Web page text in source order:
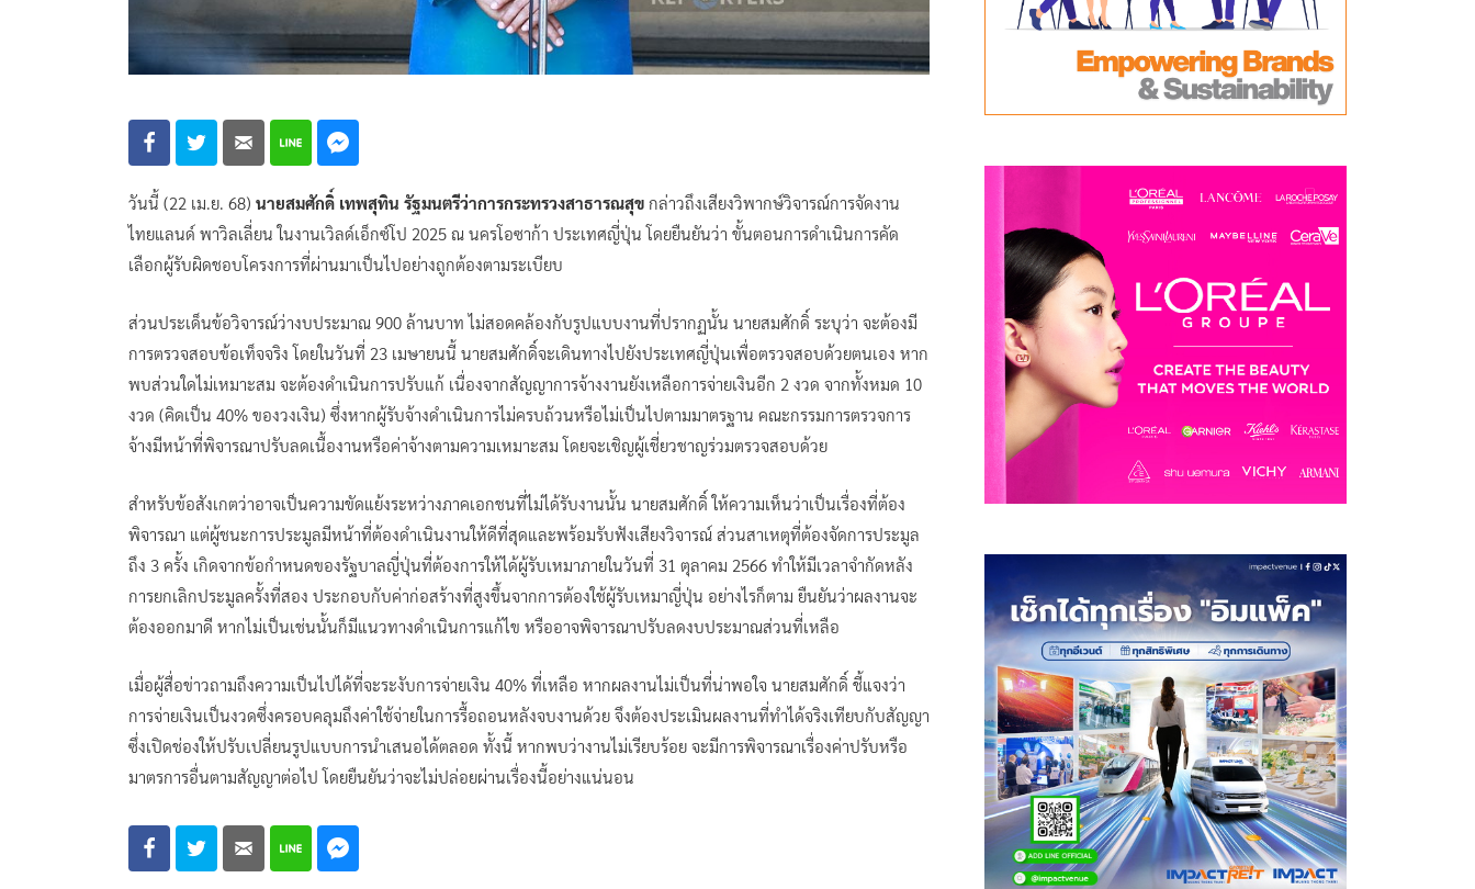
วันนี้ (22 เม.ย. 68) นายสมศักดิ์ เทพสุทิน รัฐมนตรีว่าการกระทรวงสาธารณสุข กล่าวถึงเสียงวิพากษ์วิจารณ์การจัดงาน
ไทยแลนด์ พาวิลเลี่ยน ในงานเวิลด์เอ็กซ์โป 2025 ณ นครโอซาก้า ประเทศญี่ปุ่น โดยยืนยันว่า ขั้นตอนการดำเนินการคัด
เลือกผู้รับผิดชอบโครงการที่ผ่านมาเป็นไปอย่างถูกต้องตามระเบียบ
ส่วนประเด็นข้อวิจารณ์ว่างบประมาณ 900 ล้านบาท ไม่สอดคล้องกับรูปแบบงานที่ปรากฏนั้น นายสมศักดิ์ ระบุว่า จะต้องมี
การตรวจสอบข้อเท็จจริง โดยในวันที่ 23 เมษายนนี้ นายสมศักดิ์จะเดินทางไปยังประเทศญี่ปุ่นเพื่อตรวจสอบด้วยตนเอง หาก
พบส่วนใดไม่เหมาะสม จะต้องดำเนินการปรับแก้ เนื่องจากสัญญาการจ้างงานยังเหลือการจ่ายเงินอีก 2 งวด จากทั้งหมด 10
งวด (คิดเป็น 40% ของวงเงิน) ซึ่งหากผู้รับจ้างดำเนินการไม่ครบถ้วนหรือไม่เป็นไปตามมาตรฐาน คณะกรรมการตรวจการ
จ้างมีหน้าที่พิจารณาปรับลดเนื้องานหรือค่าจ้างตามความเหมาะสม โดยจะเชิญผู้เชี่ยวชาญร่วมตรวจสอบด้วย
สำหรับข้อสังเกตว่าอาจเป็นความขัดแย้งระหว่างภาคเอกชนที่ไม่ได้รับงานนั้น นายสมศักดิ์ ให้ความเห็นว่าเป็นเรื่องที่ต้อง
พิจารณา แต่ผู้ชนะการประมูลมีหน้าที่ต้องดำเนินงานให้ดีที่สุดและพร้อมรับฟังเสียงวิจารณ์ ส่วนสาเหตุที่ต้องจัดการประมูล
ถึง 3 ครั้ง เกิดจากข้อกำหนดของรัฐบาลญี่ปุ่นที่ต้องการให้ได้ผู้รับเหมาภายในวันที่ 31 ตุลาคม 2566 ทำให้มีเวลาจำกัดหลัง
การยกเลิกประมูลครั้งที่สอง ประกอบกับค่าก่อสร้างที่สูงขึ้นจากการต้องใช้ผู้รับเหมาญี่ปุ่น อย่างไรก็ตาม ยืนยันว่าผลงานจะ
ต้องออกมาดี หากไม่เป็นเช่นนั้นก็มีแนวทางดำเนินการแก้ไข หรืออาจพิจารณาปรับลดงบประมาณส่วนที่เหลือ
เมื่อผู้สื่อข่าวถามถึงความเป็นไปได้ที่จะระงับการจ่ายเงิน 40% ที่เหลือ หากผลงานไม่เป็นที่น่าพอใจ นายสมศักดิ์ ชี้แจงว่า
การจ่ายเงินเป็นงวดซึ่งครอบคลุมถึงค่าใช้จ่ายในการรื้อถอนหลังจบงานด้วย จึงต้องประเมินผลงานที่ทำได้จริงเทียบกับสัญญา
ซึ่งเปิดช่องให้ปรับเปลี่ยนรูปแบบการนำเสนอได้ตลอด ทั้งนี้ หากพบว่างานไม่เรียบร้อย จะมีการพิจารณาเรื่องค่าปรับหรือ
มาตรการอื่นตามสัญญาต่อไป โดยยืนยันว่าจะไม่ปล่อยผ่านเรื่องนี้อย่างแน่นอน